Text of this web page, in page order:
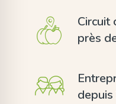
Circuit
près